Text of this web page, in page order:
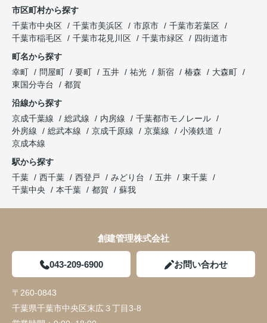
市区町村から探す
千葉市中央区
千葉市美浜区 市原市
千葉市若葉区
千葉市稲毛区
千葉市花見川区 千葉市緑区
四街道市
町名から探す
幸町
問屋町 要町 五井 祐光 新宿 椿森
大森町
東国分寺台
都賀
沿線から探す
京成千葉線
総武線 内房線
千葉都市モノレール
外房線
総武本線 京成千原線 京葉線
小湊鉄道
京成本線
駅から探す
千葉
西千葉 西登戸 みどり台 五井
東千葉
千葉中央
本千葉 都賀 蘇我
創建管理株式会社
043-209-6900 お問い合わせ
〒260-0843
千葉県千葉市中央区末広３丁目3-8